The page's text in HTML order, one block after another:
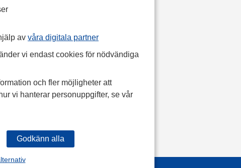
av våra digitala partner
vi endast cookies för nödvändiga
och fler möjligheter att
vi hanterar personuppgifter, se vår